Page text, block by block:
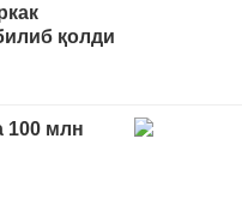
қолди
100 млн